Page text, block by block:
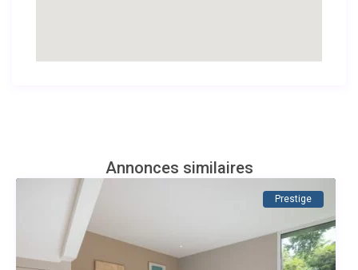
Annonces similaires
Prestige